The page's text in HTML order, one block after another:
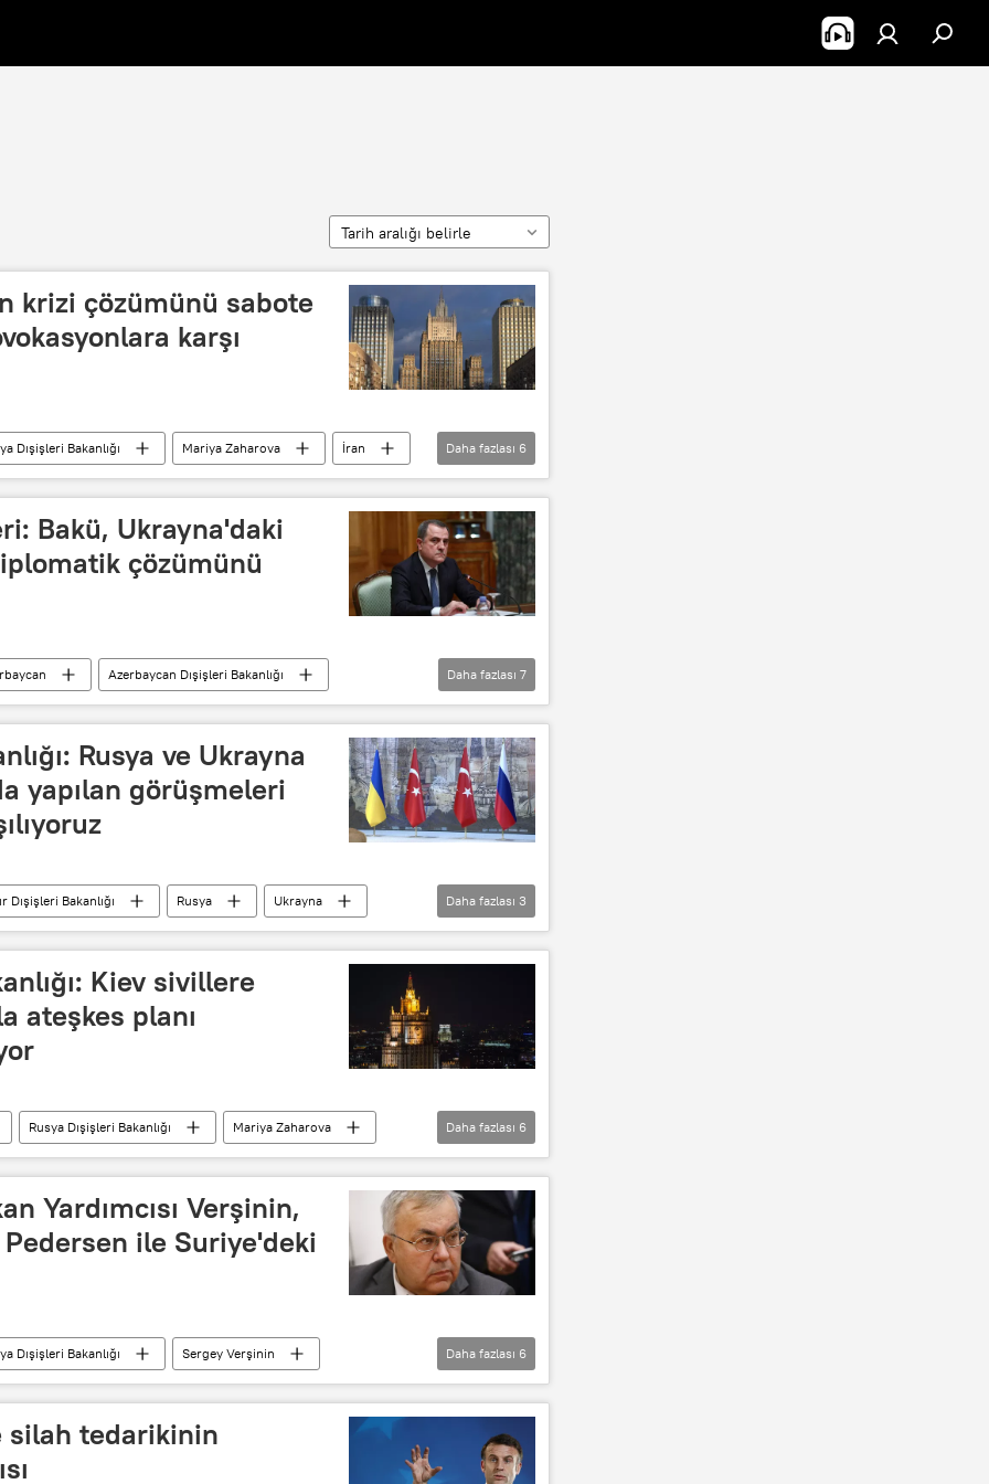
Tarih aralığı belirle
krizi çözümünü sabote
karşı
Dışişleri Bakanlığı Mariya Zaharova
İran
Pakistan
Hürmüz Boğazı
Daha fazlası 6
Bakü, Ukrayna'daki
çözümünü
Azerbaycan Dışişleri Bakanlığı
Andrey Sibiga
Çözüm
Daha fazlası 7
Rusya ve Ukrayna
yapılan görüşmeleri
Dışişleri Bakanlığı Rusya
Ukrayna
Daha fazlası 3
Kiev sivillere
ateşkes planı
Rusya Dışişleri Bakanlığı
Mariya Zaharova
İHA Saldırı Vladimir Zelenskiy
Daha fazlası 6
Yardımcısı Verşinin,
ile Suriye'deki
Dışişleri Bakanlığı
Sergey Verşinin
(BM) özel temsilci
Suriye
Daha fazlası 6
silah tedarikinin